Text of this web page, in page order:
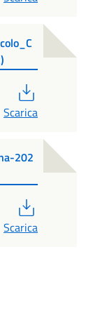
Scarica
202
Scarica